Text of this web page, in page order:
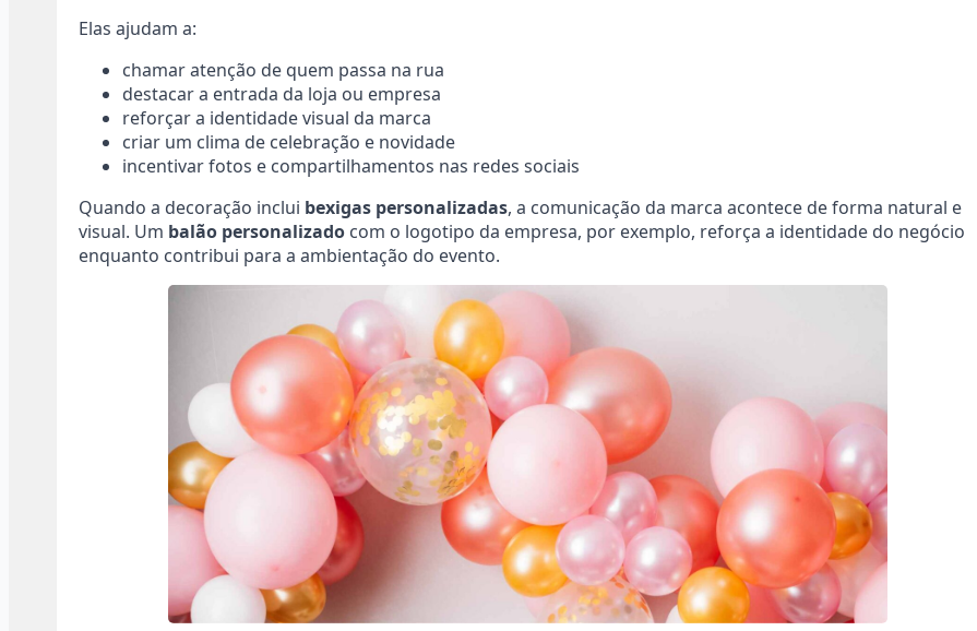
Elas ajudam a:
chamar atenção de quem passa na rua
destacar a entrada da loja ou empresa
reforçar a identidade visual da marca
criar um clima de celebração e novidade
incentivar fotos e compartilhamentos nas redes sociais
Quando a decoração inclui bexigas personalizadas, a comunicação da marca acontece de forma natural e
visual. Um balão personalizado com o logotipo da empresa, por exemplo, reforça a identidade do negócio
enquanto contribui para a ambientação do evento.